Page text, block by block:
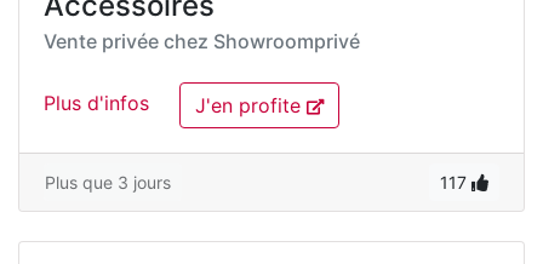
Vente privée chez Showroomprivé
Plus d'infos J'en profite
Plus que 3 jours 117